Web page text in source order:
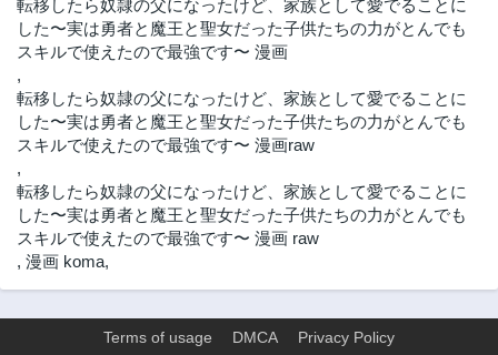
転移したら奴隷の父になったけど、家族として愛でることに
した〜実は勇者と魔王と聖女だった子供たちの力がとんでも
スキルで使えたので最強です〜 漫画
,
転移したら奴隷の父になったけど、家族として愛でることに
した〜実は勇者と魔王と聖女だった子供たちの力がとんでも
スキルで使えたので最強です〜 漫画raw
,
転移したら奴隷の父になったけど、家族として愛でることに
した〜実は勇者と魔王と聖女だった子供たちの力がとんでも
スキルで使えたので最強です〜 漫画 raw
, 漫画 koma,
Terms of usage DMCA Privacy Policy